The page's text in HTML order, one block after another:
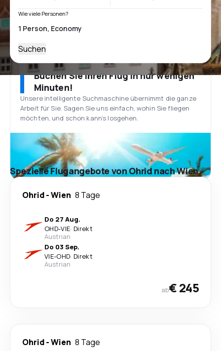
Wie viele Personen?
Suchen
Buchen Sie Ihren Flug in nur wenigen
Minuten!
Unsere intelligente Suchmaschine übernimmt die ganze
Arbeit für Sie. Sagen Sie uns einfach, wohin Sie fliegen
möchten, und schon kann’s losgehen.
Spezielle Flugangebote von Ohrid nach Wien
Ohrid-Wien 8 Tage
Do 27 Aug.
OHD-VIE· Direkt
Austrian
Do 03 Sep.
VIE-OHD· Direkt
Austrian
ab€ 245
Ohrid-Wien 8 Tage